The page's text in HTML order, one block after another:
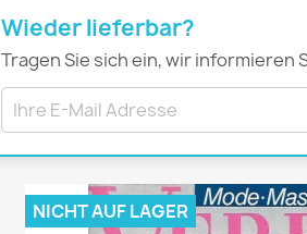
BRAVO
hey!
POP
Yam!
Wieder lieferbar?
Tragen Sie sich ein, wir informieren
NICHT AUF LAGER